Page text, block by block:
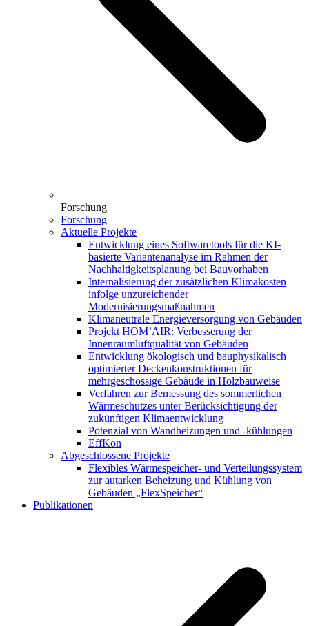
Forschung
Forschung
Aktuelle Projekte
Entwicklung eines Softwaretools für die KI-
basierte Variantenanalyse im Rahmen der
Nachhaltigkeitsplanung bei Bauvorhaben
Internalisierung der zusätzlichen Klimakosten
infolge unzureichender
Modernisierungsmaßnahmen
Klimaneutrale Energieversorgung von Gebäuden
Projekt HOM’AIR: Verbesserung der
Innenraumluftqualität von Gebäuden
Entwicklung ökologisch und bauphysikalisch
optimierter Deckenkonstruktionen für
mehrgeschossige Gebäude in Holzbauweise
Verfahren zur Bemessung des sommerlichen
Wärmeschutzes unter Berücksichtigung der
zukünftigen Klimaentwicklung
Potenzial von Wandheizungen und -kühlungen
EffKon
Abgeschlossene Projekte
Flexibles Wärmespeicher- und Verteilungssystem
zur autarken Beheizung und Kühlung von
Gebäuden „FlexSpeicher“
Publikationen